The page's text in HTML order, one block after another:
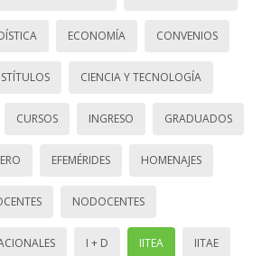
ECONOMÍA CONVENIOS
CIENCIA Y TECNOLOGÍA
CURSOS INGRESO GRADUADOS
EFEMÉRIDES HOMENAJES
NODOCENTES
I + D IITEA IITAE